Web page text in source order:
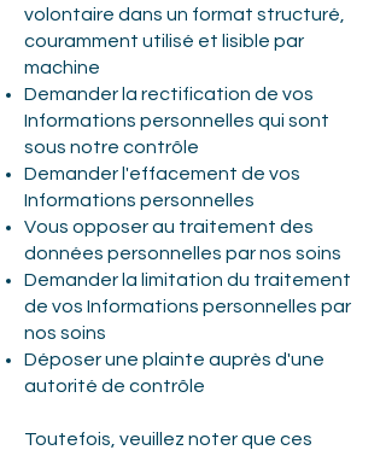
volontaire dans un format structuré,
couramment utilisé et lisible par
machine
Demander la rectification de vos
Informations personnelles qui sont
sous notre contrôle
Demander l'effacement de vos
Informations personnelles
Vous opposer au traitement des
données personnelles par nos soins
Demander la limitation du traitement
de vos Informations personnelles par
nos soins
Déposer une plainte auprès d'une
autorité de contrôle
Toutefois, veuillez noter que ces